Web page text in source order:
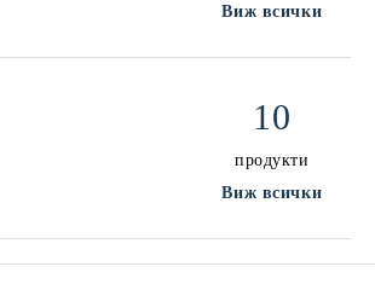
Виж всички
10
продукти
Виж всички